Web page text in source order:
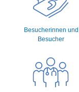
Besucherinnen und
Besucher